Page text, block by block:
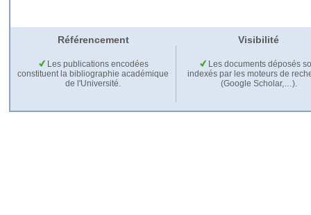
Référencement Visibilité
Les publications encodées
constituent la bibliographie académique
de l'Université.
Les documents déposés
indexés par les moteurs de
(Google Scholar,…).